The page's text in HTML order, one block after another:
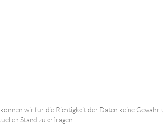
wir für die Richtigkeit der Daten keine Gewähr
Stand zu erfragen.